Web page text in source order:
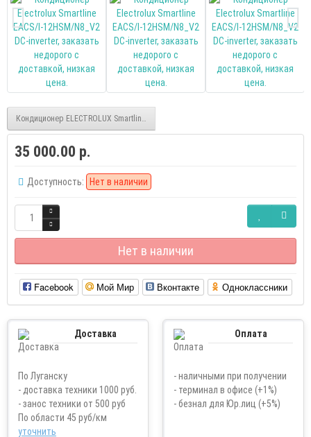
Кондиционер ELECTROLUX Smartline EACS/I-09HSM/N8_V2 DC-inverter
35 000.00 р.
Доступность: Нет в наличии
Нет в наличии
Facebook Мой Мир Вконтакте Одноклассники
Доставка
По Луганску
- доставка техники 1000 руб.
- занос техники от 500 руб
По области 45 руб/км
уточнить
Оплата
- наличными при получении
- терминал в офисе (+1%)
- безнал для Юр.лиц (+5%)